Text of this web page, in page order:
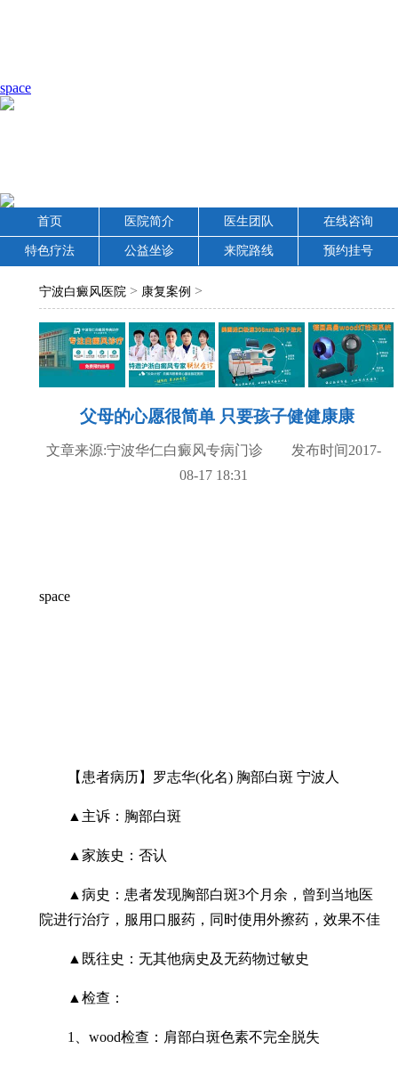
space
首页 医院简介 医生团队 在线咨询
特色疗法 公益坐诊 来院路线 预约挂号
宁波白癜风医院 > 康复案例 >
父母的心愿很简单 只要孩子健健康康
文章来源:宁波华仁白癜风专病门诊 发布时间2017-
08-17 18:31
space
【患者病历】罗志华(化名) 胸部白斑 宁波人
▲主诉：胸部白斑
▲家族史：否认
▲病史：患者发现胸部白斑3个月余，曾到当地医
院进行治疗，服用口服药，同时使用外擦药，效果不佳
▲既往史：无其他病史及无药物过敏史
▲检查：
1、wood检查：肩部白斑色素不完全脱失